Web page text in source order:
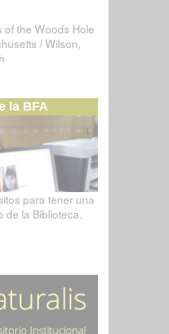
of the Woods Hole
/ Wilson,
la BFA
para tener una
de la Biblioteca.